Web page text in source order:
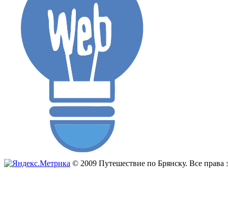
© 2009 Путешествие по Брянску. Все